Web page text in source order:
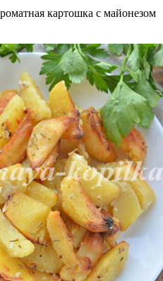
картошка с майонезом